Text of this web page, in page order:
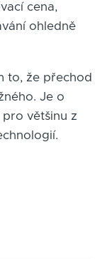
cena,
ohledně
to, že přechod
Je o
většinu z